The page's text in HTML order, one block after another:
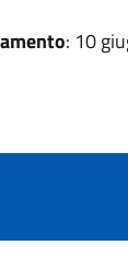
: 10